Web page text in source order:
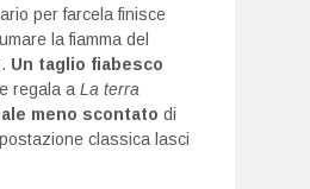
per farcela finisce
la fiamma del
Un taglio fiabesco
regala a La terra
meno scontato di
classica lasci